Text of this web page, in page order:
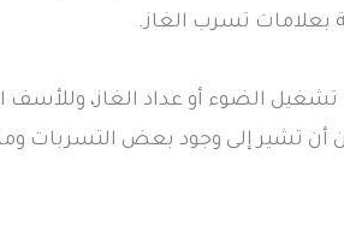
بعلامات تسرب الغاز.
الضوء أو عداد الغاز، وللأسف